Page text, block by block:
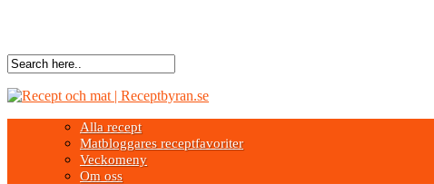
Alla recept
Matbloggares receptfavoriter
Veckomeny
Om oss